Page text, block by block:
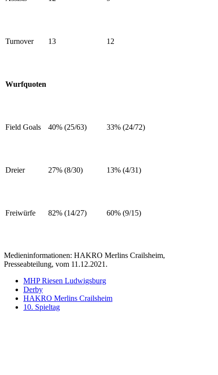
Turnover 13 12
Wurfquoten
Field Goals 40% (25/63) 33% (24/72)
Dreier 27% (8/30) 13% (4/31)
Freiwürfe 82% (14/27) 60% (9/15)
Medieninformationen: HAKRO Merlins Crailsheim,
Presseabteilung, vom 11.12.2021.
MHP Riesen Ludwigsburg
Derby
HAKRO Merlins Crailsheim
10. Spieltag